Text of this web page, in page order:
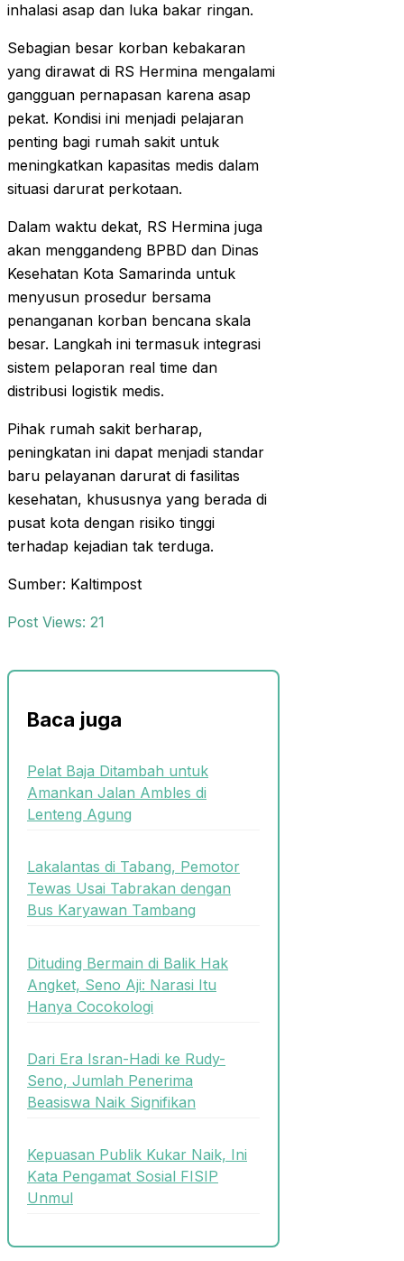
inhalasi asap dan luka bakar ringan.
Sebagian besar korban kebakaran
yang dirawat di RS Hermina mengalami
gangguan pernapasan karena asap
pekat. Kondisi ini menjadi pelajaran
penting bagi rumah sakit untuk
meningkatkan kapasitas medis dalam
situasi darurat perkotaan.
Dalam waktu dekat, RS Hermina juga
akan menggandeng BPBD dan Dinas
Kesehatan Kota Samarinda untuk
menyusun prosedur bersama
penanganan korban bencana skala
besar. Langkah ini termasuk integrasi
sistem pelaporan real time dan
distribusi logistik medis.
Pihak rumah sakit berharap,
peningkatan ini dapat menjadi standar
baru pelayanan darurat di fasilitas
kesehatan, khususnya yang berada di
pusat kota dengan risiko tinggi
terhadap kejadian tak terduga.
Sumber: Kaltimpost
Post Views: 21
Baca juga
Pelat Baja Ditambah untuk
Amankan Jalan Ambles di
Lenteng Agung
Lakalantas di Tabang, Pemotor
Tewas Usai Tabrakan dengan
Bus Karyawan Tambang
Dituding Bermain di Balik Hak
Angket, Seno Aji: Narasi Itu
Hanya Cocokologi
Dari Era Isran-Hadi ke Rudy-
Seno, Jumlah Penerima
Beasiswa Naik Signifikan
Kepuasan Publik Kukar Naik, Ini
Kata Pengamat Sosial FISIP
Unmul